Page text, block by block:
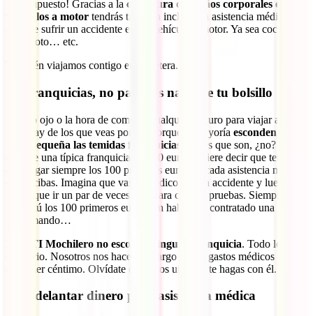
¡Por supuesto! Gracias a la cobertura de Daños corporales en
vehículos a motor tendrás también incluida la asistencia médica en
caso de sufrir un accidente en un vehículo a motor. Ya sea coche,
bus, moto… etc.
También viajamos contigo en carretera.
Sin franquicias, no pagarás nada de tu bolsillo
Mucho ojo o la hora de comprar cualquier seguro para viajar a
Uruguay de los que veas por ahí porque la mayoría esconden en su
letra pequeña las temidas franquicias
. Sabes que son, ¿no? En el
caso de una típica franquicia de 100 euros, quiere decir que tendrás
que pagar siempre los 100 primeros euros de cada asistencia médica
que recibas. Imagina que vas al médico por un accidente y luego
tienes que ir un par de veces más para curas o pruebas. Siempre
pagas tú los 100 primeros euros aun habiendo contratado una póliza.
Ve sumando…
El IATI Mochilero no esconde ninguna franquicia. Todo lo
contrario. Nosotros nos hacemos cargo de tus gastos médicos desde
el primer céntimo. Olvídate de gastos una vez te hagas con él.
Sin adelantar dinero para asistencia médica